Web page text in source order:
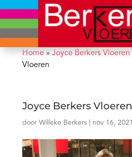
Home» Joyce Berkers Vloeren
Vloeren
Joyce Berkers Vloeren
door Willeke Berkers| nov 16, 2021